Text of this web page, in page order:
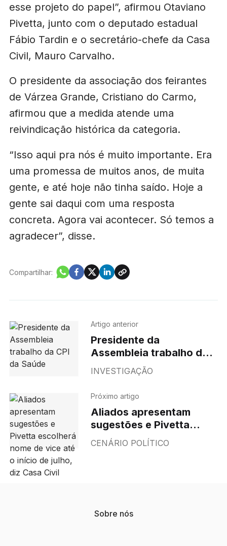
esse projeto do papel”, afirmou Otaviano
Pivetta, junto com o deputado estadual
Fábio Tardin e o secretário-chefe da Casa
Civil, Mauro Carvalho.
O presidente da associação dos feirantes
de Várzea Grande, Cristiano do Carmo,
afirmou que a medida atende uma
reivindicação histórica da categoria.
“Isso aqui pra nós é muito importante. Era
uma promessa de muitos anos, de muita
gente, e até hoje não tinha saído. Hoje a
gente sai daqui com uma resposta
concreta. Agora vai acontecer. Só temos a
agradecer”, disse.
Compartilhar:
Artigo anterior
Presidente da
Assembleia trabalho da
CPI da Saúde
INVESTIGAÇÃO
Próximo artigo
Aliados apresentam
sugestões e Pivetta
escolherá nome de vice
até o início de julho, diz
CENÁRIO POLÍTICO
Sobre nós